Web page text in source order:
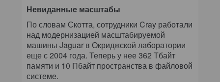
Невиданные масштабы
По словам Скотта, сотрудники Cray работали
над модернизацией масштабируемой
машины Jaguar в Окриджской лаборатории
еще с 2004 года. Теперь у нее 362 Тбайт
памяти и 10 Пбайт пространства в файловой
системе.